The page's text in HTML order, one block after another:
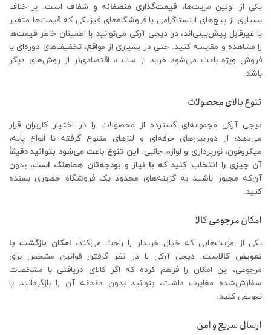
یکی از اولین مزیت‌ها، قیمت‌گذاری منصفانه و شفاف است. بر خلاف
بسیاری از پیج‌های اینستاگرامی یا فروشگاه‌های فیزیکی که قیمت‌ها متغیر
یا غیرقابل پیش‌بینی‌اند، در دیجی آرکی می‌توانید با اطمینان خاطر قیمت‌ها
را مشاهده و مقایسه کنید. حتی در بسیاری از مواقع، تخفیف‌های دوره‌ای یا
فروش ویژه باعث می‌شود خرید از سایت، اقتصادی‌تر از روش‌های دیگر
باشد.
تنوع بالای محصولات
دیجی آرکی مجموعه‌ای گسترده از محصولات را در اختیار کاربران قرار
می‌دهد؛ از دوربین‌های حرفه‌ای و لنزهای متنوع گرفته تا انواع پایه،
میکروفون، نورپردازی و لوازم جانبی. این تنوع باعث می‌شود بتوانید دقیقاً
آن چیزی را انتخاب کنید که با نیاز و بودجه‌تان هماهنگ است، بدون
آن‌که مجبور باشید به گزینه‌های محدود یک فروشگاه حضوری بسنده
کنید.
امکان مرجوعی کالا
یکی از مزیت‌هایی که خیال خریدار را راحت می‌کند، امکان بازگشت یا
تعویض کالاست. دیجی آرکی با در نظر گرفتن قوانین مشخص برای
مرجوعی، این امکان را فراهم کرده که اگر کالای دریافتی با مشخصات
سفارش‌شده مغایرت داشت، بتوانید بدون دغدغه آن را بازگردانید یا
تعویض کنید.
ارسال سریع و امن